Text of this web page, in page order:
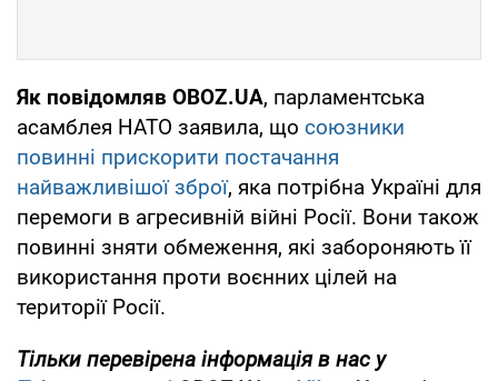
Як повідомляв OBOZ.UA, парламентська
асамблея НАТО заявила, що союзники
повинні прискорити постачання
найважливішої зброї, яка потрібна Україні для
перемоги в агресивній війні Росії. Вони також
повинні зняти обмеження, які забороняють її
використання проти воєнних цілей на
території Росії.
Тільки перевірена інформація в нас у